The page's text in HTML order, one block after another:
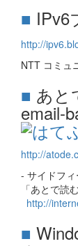
■ IPv6
http://
NTT コミュ
■ あと
email-
http://
- サイドフ
「あとで読む
http://
■